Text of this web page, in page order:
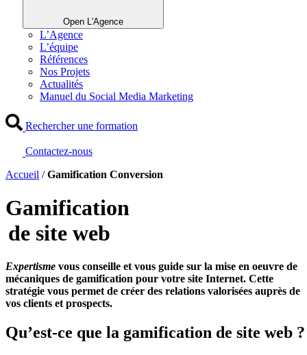
Open L'Agence
L’Agence
L’équipe
Références
Nos Projets
Actualités
Manuel du Social Media Marketing
Rechercher une formation
Contactez-nous
Accueil /Gamification Conversion
Gamification
de site web
Expertisme vous conseille et vous guide sur la mise en oeuvre de
mécaniques de gamification pour votre site Internet. Cette
stratégie vous permet de créer des relations valorisées auprès de
vos clients et prospects.
Qu’est-ce que la gamification de site web ?